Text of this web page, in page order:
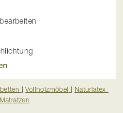
|Vollholzmöbel | Naturlatex-
Matratzen